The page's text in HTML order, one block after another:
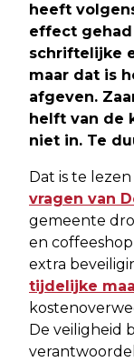
heeft
effect gehad
schriftelijke
maar dat is
afgeven.
helft van de
niet in. Te
Dat is te
vragen van
gemeente
en
extra
tijdelijke
De veiligheid